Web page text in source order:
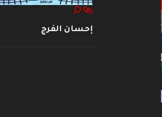
إحسان الفرج